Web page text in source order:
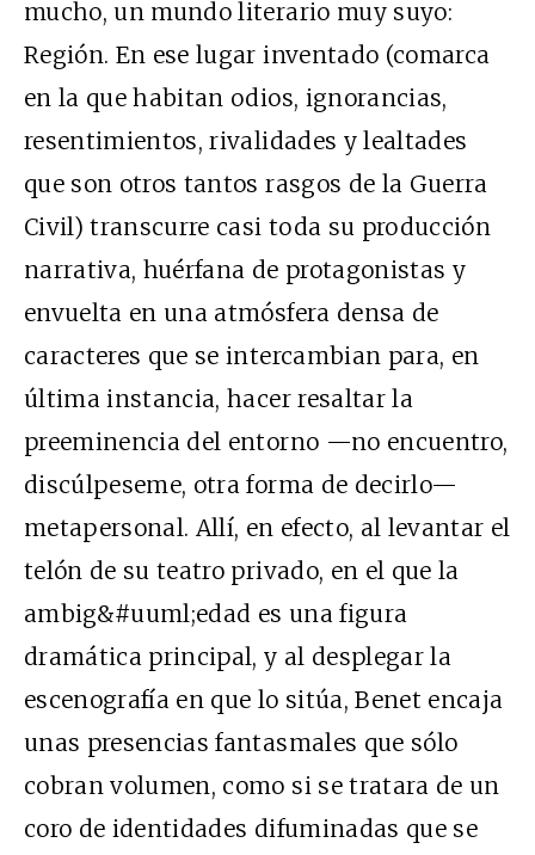
mucho, un mundo literario muy suyo:
Región. En ese lugar inventado (comarca
en la que habitan odios, ignorancias,
resentimientos, rivalidades y lealtades
que son otros tantos rasgos de la Guerra
Civil) transcurre casi toda su producción
narrativa, huérfana de protagonistas y
envuelta en una atmósfera densa de
caracteres que se intercambian para, en
última instancia, hacer resaltar la
preeminencia del entorno —no encuentro,
discúlpeseme, otra forma de decirlo—
metapersonal. Allí, en efecto, al levantar el
telón de su teatro privado, en el que la
ambig&#uuml;edad es una figura
dramática principal, y al desplegar la
escenografía en que lo sitúa, Benet encaja
unas presencias fantasmales que sólo
cobran volumen, como si se tratara de un
coro de identidades difuminadas que se